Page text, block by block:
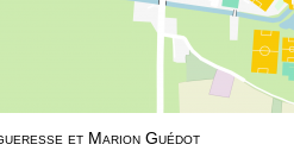
et Marion Guédot